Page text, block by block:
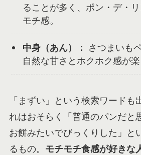
ることが多く、ポン・デ・
モチ感。
中身（あん）：
さつまいも
自然な甘さとホクホク感が楽
「まずい」という検索ワードも
れはおそらく「普通のパンだと
お餅みたいでびっくりした」と
るもの。 モチモチ食感が好きな